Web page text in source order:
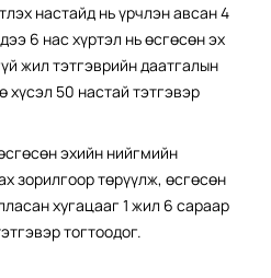
настайд нь үрчлэн авсан 4
6 нас хүртэл нь өсгөсөн эх
жил тэтгэврийн даатгалын
хүсэл 50 настай тэтгэвэр
эхийн нийгмийн
зорилгоор төрүүлж, өсгөсөн
хугацааг 1 жил 6 сараар
тогтоодог.